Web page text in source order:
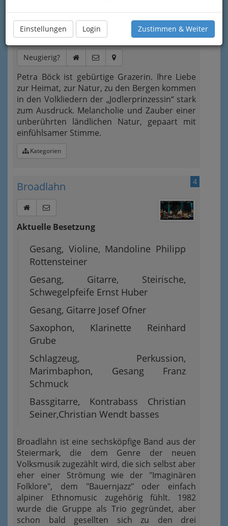
Einstellungen Login Zustimmen & Weiter
Petra Böck
Sandgasse 51, 8010 Graz
+43 676 9730 365
Neugierig?
Petra Böck ist gebürtige Grazerin. Ihre Liebe
zur Heimat, zur Natur, zu den Bergen kommen
in den Volkliedern der „Jodlerprinzessin“ stark
zum Ausdruck. Melancholie und Zauber einer
unberührten ländlichen Natur, gepaart mit
einfühlsamer Stimme.
Kategorien
4
Broadlahn
Aktuelle Besetzung
Gesang, Violine, Mandoline Philipp
Rottensteiner
Gesang, Gitarre, Steirische,
Schwegelpfeife Ernst Huber
Gesang, Gitarre Josef Ofner
Saxophon, Klarinette Reinhard
Grube
Schlagzeug, Perkussion,
Marimbaphon, Gesang Franz
Schmuck
Bassgitarre, Kontrabass Christian
Seiner,Christian Wendt basses
Broadlahn ist eine sechsköpfige Band aus der
Steiermark, die dem Genre der neuen
Volksmusik zugezählt wird, die sich selbst aber
eher einer Strömung wie der "Imaginären
Folklore", dem "Bauernjazz" oder einfach
alpiner Ethnomusic zugehörig fühlt. 1982
wurde die Gruppe als Trio gegründet, aber
schon bald gesellten sich zu den drei